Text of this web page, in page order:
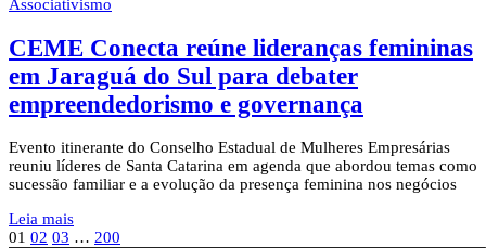
Associativismo
CEME Conecta reúne lideranças femininas
em Jaraguá do Sul para debater
empreendedorismo e governança
Evento itinerante do Conselho Estadual de Mulheres Empresárias
reuniu líderes de Santa Catarina em agenda que abordou temas como
sucessão familiar e a evolução da presença feminina nos negócios
Leia mais
01 02 03 … 200